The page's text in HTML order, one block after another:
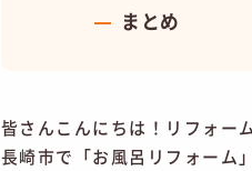
まとめ
皆さんこんにちは！リフォー
長崎市で「お風呂リフォーム